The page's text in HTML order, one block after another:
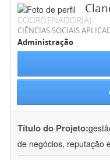
COORDENADOR(A)
CIÊNCIAS SOCIAIS
Administração
Título do Projeto:
de negócios, reputação